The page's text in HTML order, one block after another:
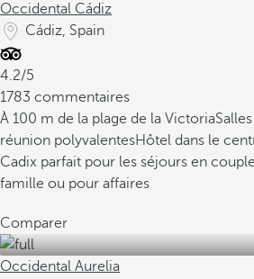
Occidental Cádiz
Cádiz, Spain
4.2/5
1783 commentaires
À 100 m de la plage de la Victoria
réunion polyvalentesHôtel dans le
Cadix parfait pour les séjours en
famille ou pour affaires
Comparer
Occidental Aurelia